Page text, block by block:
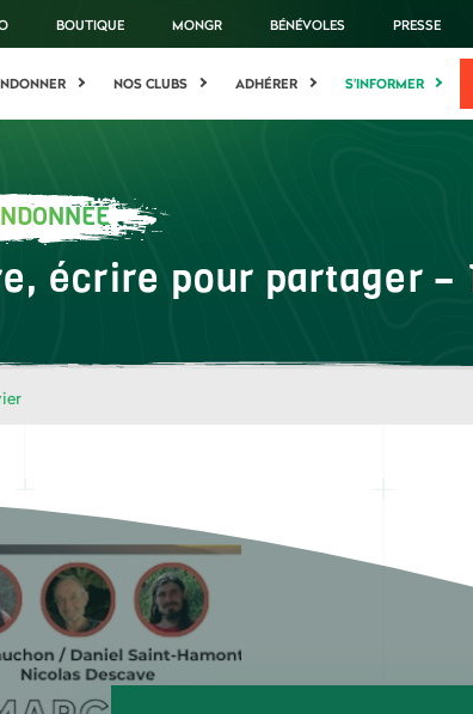
BOUTIQUE MONGR BÉNÉVOLES PRESSE
NOS CLUBS ADHÉRER S'INFORMER
écrire pour partager –